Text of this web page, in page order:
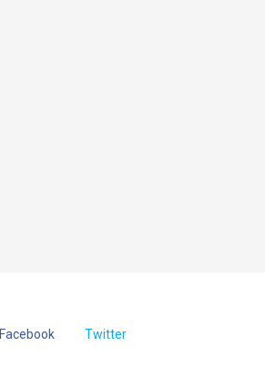
Facebook Twitter